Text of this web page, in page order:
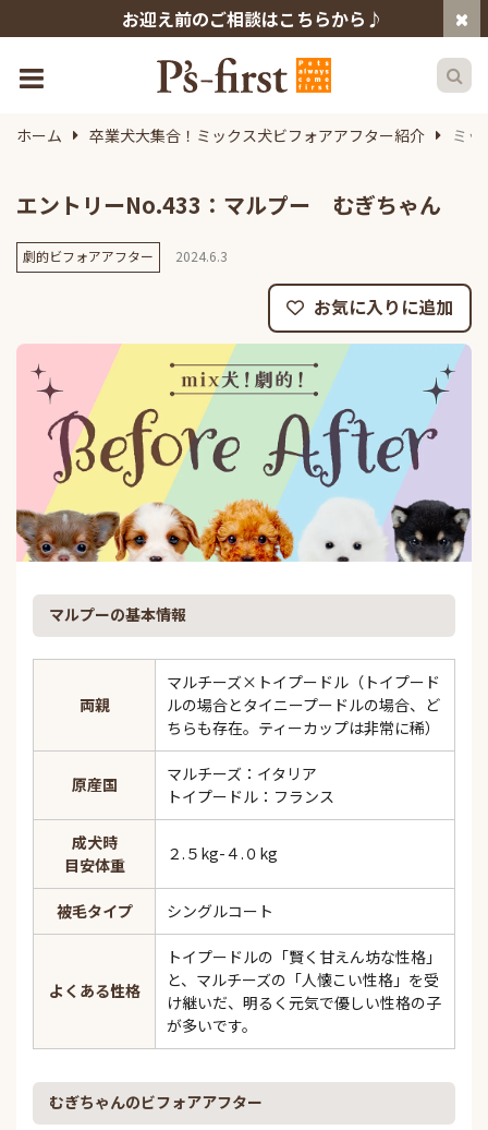
お迎え前のご相談はこちらから♪
ホーム 卒業犬大集合！ミックス犬ビフォアアフター紹介 ミ
エントリーNo.433：マルプー むぎちゃん
劇的ビフォアアフター 2024.6.3
お気に入りに追加
マルプーの基本情報
両親
マルチーズ×トイプードル（トイプード
ルの場合とタイニープードルの場合、ど
ちらも存在。ティーカップは非常に稀）
原産国
マルチーズ：イタリア
トイプードル：フランス
成犬時
目安体重
２.５kg-４.０kg
被毛タイプ シングルコート
よくある性格
トイプードルの「賢く甘えん坊な性格」
と、マルチーズの「人懐こい性格」を受
け継いだ、明るく元気で優しい性格の子
が多いです。
むぎちゃんのビフォアアフター